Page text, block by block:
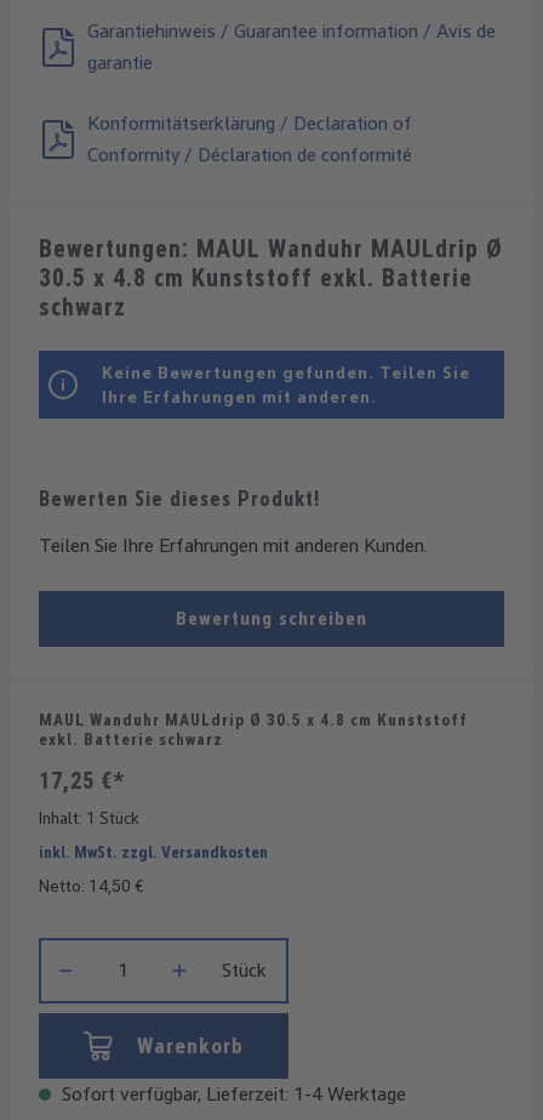
Garantiehinweis / Guarantee information / Avis de
garantie
Konformitätserklärung / Declaration of
Conformity / Déclaration de conformité
Bewertungen: MAUL Wanduhr MAULdrip Ø
30.5 x 4.8 cm Kunststoff exkl. Batterie
schwarz
Bewerten Sie dieses Produkt!
Teilen Sie Ihre Erfahrungen mit anderen Kunden.
Bewertung schreiben
Keine Bewertungen gefunden. Teilen Sie
Ihre Erfahrungen mit anderen.
MAUL Wanduhr MAULdrip Ø 30.5 x 4.8 cm Kunststoff
exkl. Batterie schwarz
17,25 €*
Inhalt: 1 Stück
inkl. MwSt. zzgl. Versandkosten
Netto: 14,50 €
Stück
Warenkorb
Sofort verfügbar, Lieferzeit: 1-4 Werktage